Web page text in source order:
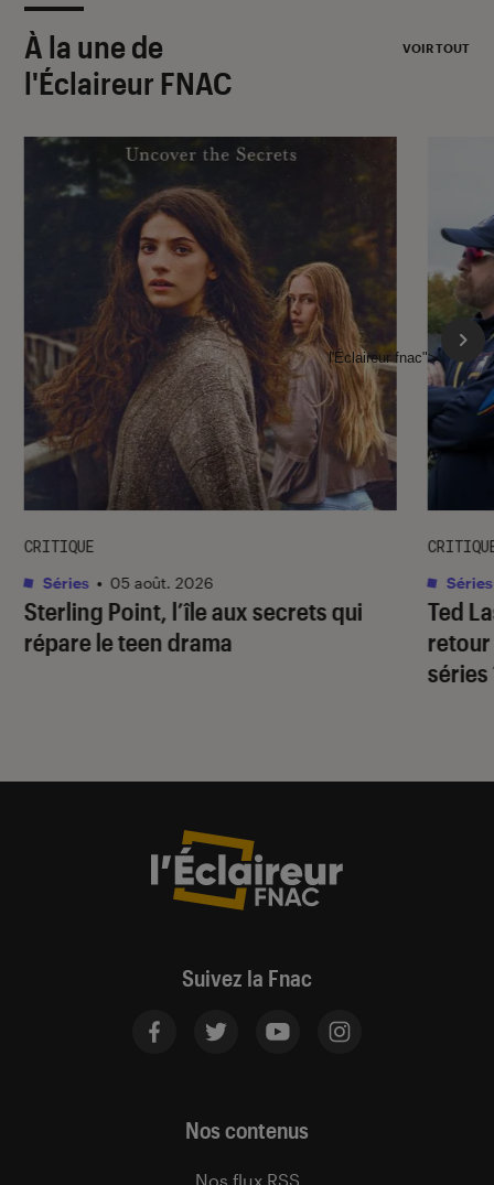
À la une de
l'Éclaireur FNAC
VOIR TOUT
Sterling Point, l’île aux secrets qui
répare le teen drama
CRITIQUE
Séries • 05 août. 2026
Ted
retour
séries
Séries
l'Éclaireur fnac">
Suivez la Fnac
Nos contenus
Nos flux RSS